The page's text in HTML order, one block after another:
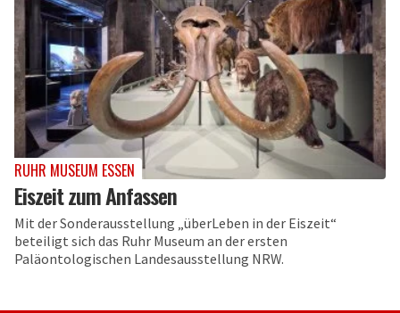
RUHR MUSEUM ESSEN
Eiszeit zum Anfassen
Mit der Sonderausstellung „überLeben in der Eiszeit“
beteiligt sich das Ruhr Museum an der ersten
Paläontologischen Landesausstellung NRW.